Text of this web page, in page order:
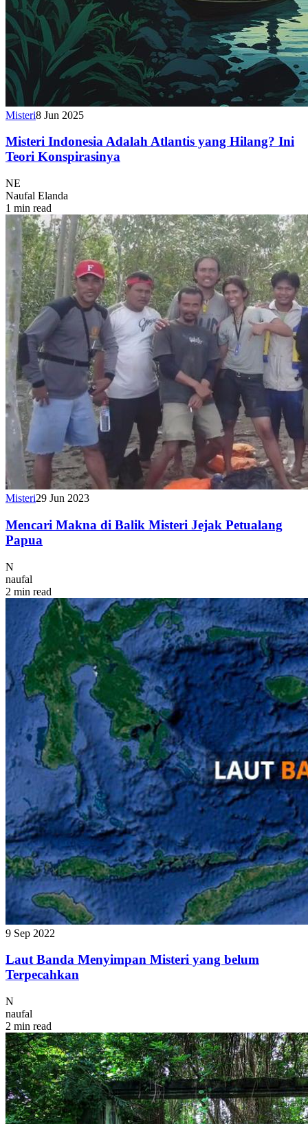
Misteri8 Jun 2025
Misteri Indonesia Adalah Atlantis yang Hilang? Ini
Teori Konspirasinya
NE
Naufal Elanda
1 min read
Misteri29 Jun 2023
Mencari Makna di Balik Misteri Jejak Petualang
Papua
N
naufal
2 min read
9 Sep 2022
Laut Banda Menyimpan Misteri yang belum
Terpecahkan
N
naufal
2 min read